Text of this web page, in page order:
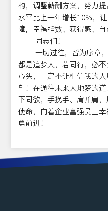
构，调整薪酬方案，努力
水平比上一年增长10%，
障，幸福指数、获得感、自
同志们！
一切过往，皆为序章，
都是追梦人，若同行，必
心头，一定不让相信我的
望！在通往未来大地梦的
下同欲，手挽手、肩并肩
使命，向着企业富强员工
勇前进！